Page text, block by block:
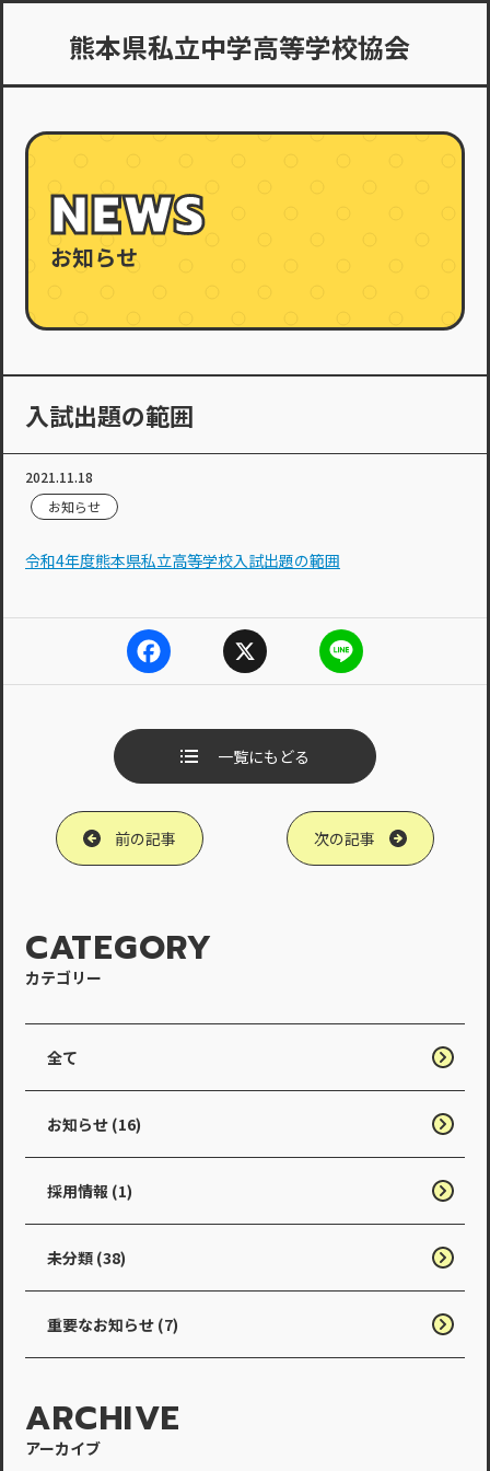
熊本県私立中学高等学校協会
お知らせ
NEWS
入試出題の範囲
2021.11.18
お知らせ
令和4年度熊本県私立高等学校入試出題の範囲
F
e
o
k
X L
e
一覧にもどる
前の記事 次の記事
カテゴリー
CATEGORY
全て
お知らせ (16)
採用情報 (1)
未分類 (38)
重要なお知らせ (7)
アーカイブ
ARCHIVE